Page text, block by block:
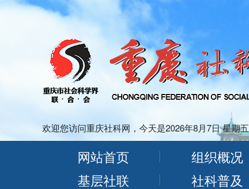
欢迎您访问重庆社科网，今天是2026年8月7日 星期五
网站首页 组织概况
基层社联
社科普及